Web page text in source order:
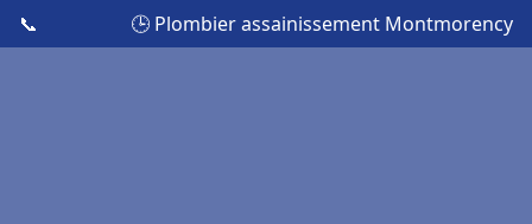
📞 🕒 Plombier assainissement Montmorency